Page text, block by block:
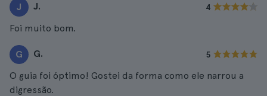
J J. 4
Foi muito bom.
G G. 5
O guia foi óptimo! Gostei da forma como ele narrou a
digressão.